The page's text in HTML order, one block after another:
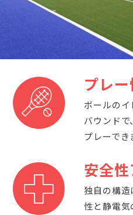
プレ
ボールの
バウンドで
プレーでき
安全
独自の構
性と静電